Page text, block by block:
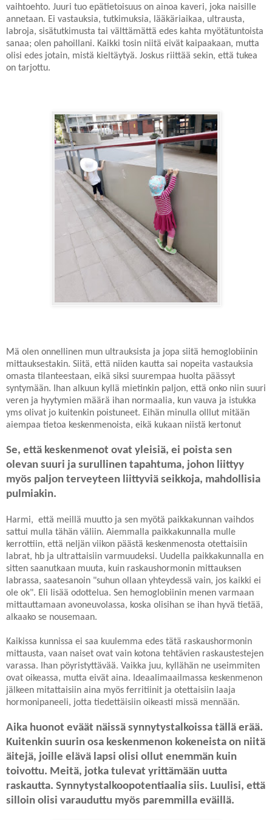
vaihtoehto. Juuri tuo epätietoisuus on ainoa kaveri, joka naisille
annetaan. Ei vastauksia, tutkimuksia, lääkäriaikaa, ultrausta,
labroja, sisätutkimusta tai välttämättä edes kahta myötätuntoista
sanaa; olen pahoillani. Kaikki tosin niitä eivät kaipaakaan, mutta
olisi edes jotain, mistä kieltäytyä. Joskus riittää sekin, että tukea
on tarjottu.
Mä olen onnellinen mun ultrauksista ja jopa siitä hemoglobiinin
mittauksestakin. Siitä, että niiden kautta sai nopeita vastauksia
omasta tilanteestaan, eikä siksi suurempaa huolta päässyt
syntymään. Ihan alkuun kyllä mietinkin paljon, että onko niin suuri
veren ja hyytymien määrä ihan normaalia, kun vauva ja istukka
yms olivat jo kuitenkin poistuneet. Eihän minulla olllut mitään
aiempaa tietoa keskenmenoista, eikä kukaan niistä kertonut
Se, että keskenmenot ovat yleisiä, ei poista sen
olevan suuri ja surullinen tapahtuma, johon liittyy
myös paljon terveyteen liittyviä seikkoja, mahdollisia
pulmiakin.
Harmi, että meillä muutto ja sen myötä paikkakunnan vaihdos
sattui mulla tähän väliin. Aiemmalla paikkakunnalla mulle
kerrottiin, että neljän viikon päästä keskenmenosta otettaisiin
labrat, hb ja ultrattaisiin varmuudeksi. Uudella paikkakunnalla en
sitten saanutkaan muuta, kuin raskaushormonin mittauksen
labrassa, saatesanoin "suhun ollaan yhteydessä vain, jos kaikki ei
ole ok". Eli lisää odottelua. Sen hemoglobiinin menen varmaan
mittauttamaan avoneuvolassa, koska olisihan se ihan hyvä tietää,
alkaako se nousemaan.
Kaikissa kunnissa ei saa kuulemma edes tätä raskaushormonin
mittausta, vaan naiset ovat vain kotona tehtävien raskaustestejen
varassa. Ihan pöyristyttävää. Vaikka juu, kyllähän ne useimmiten
ovat oikeassa, mutta eivät aina. Ideaalimaailmassa keskenmenon
jälkeen mitattaisiin aina myös ferritiinit ja otettaisiin laaja
hormonipaneeli, jotta tiedettäisiin oikeasti missä mennään.
Aika huonot eväät näissä synnytystalkoissa tällä erää.
Kuitenkin suurin osa keskenmenon kokeneista on niitä
äitejä, joille elävä lapsi olisi ollut enemmän kuin
toivottu. Meitä, jotka tulevat yrittämään uutta
raskautta. Synnytystalkoopotentiaalia siis. Luulisi, että
silloin olisi varauduttu myös paremmilla eväillä.